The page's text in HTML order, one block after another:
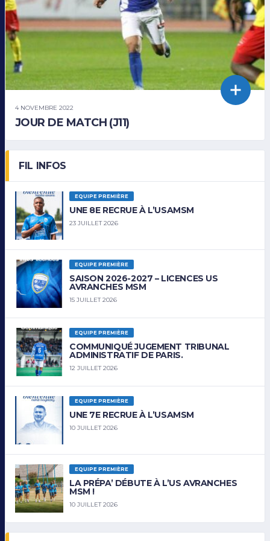
4 NOVEMBRE 2022
JOUR DE MATCH (J11)
FIL INFOS
EQUIPE PREMIÈRE
UNE 8E RECRUE À L’USAMSM
23 JUILLET 2026
EQUIPE PREMIÈRE
SAISON 2026-2027 – LICENCES US
AVRANCHES MSM
15 JUILLET 2026
EQUIPE PREMIÈRE
COMMUNIQUÉ JUGEMENT TRIBUNAL
ADMINISTRATIF DE PARIS.
12 JUILLET 2026
EQUIPE PREMIÈRE
UNE 7E RECRUE À L’USAMSM
10 JUILLET 2026
EQUIPE PREMIÈRE
LA PRÉPA’ DÉBUTE À L’US AVRANCHES
MSM !
10 JUILLET 2026